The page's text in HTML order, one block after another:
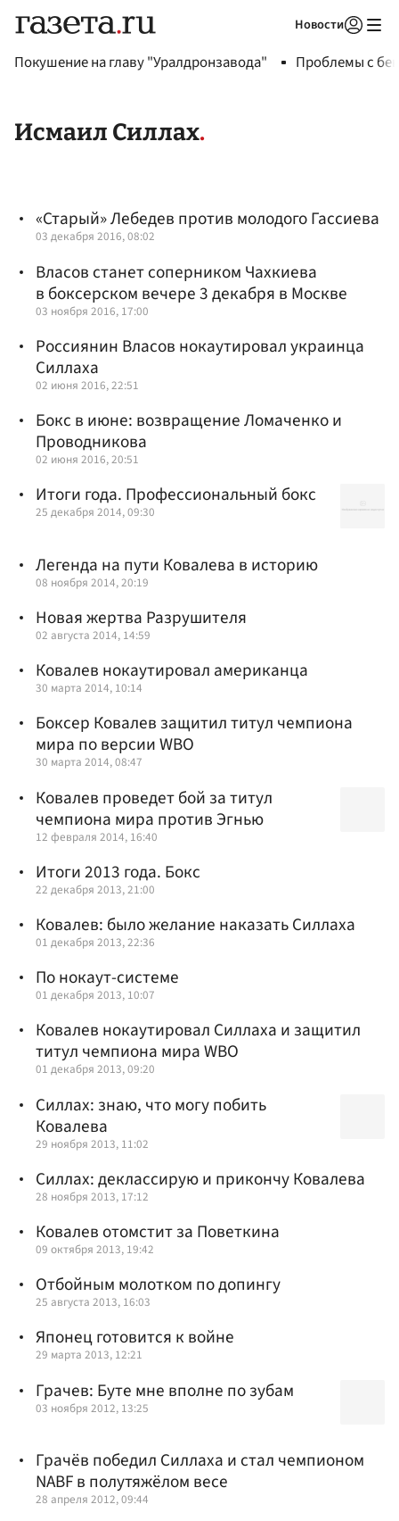
Новости
Покушение на главу "Уралдронзавода" Проблемы с
Исмаил Силлах
«Старый» Лебедев против молодого Гассиева
03 декабря 2016, 08:02
Власов станет соперником Чахкиева
в боксерском вечере 3 декабря в Москве
03 ноября 2016, 17:00
Россиянин Власов нокаутировал украинца
Силлаха
02 июня 2016, 22:51
Бокс в июне: возвращение Ломаченко и
Проводникова
02 июня 2016, 20:51
Итоги года. Профессиональный бокc
25 декабря 2014, 09:30
Легенда на пути Ковалева в историю
08 ноября 2014, 20:19
Новая жертва Разрушителя
02 августа 2014, 14:59
Ковалев нокаутировал американца
30 марта 2014, 10:14
Боксер Ковалев защитил титул чемпиона
мира по версии WBO
30 марта 2014, 08:47
Ковалев проведет бой за титул
чемпиона мира против Эгнью
12 февраля 2014, 16:40
Итоги 2013 года. Бокс
22 декабря 2013, 21:00
Ковалев: было желание наказать Силлаха
01 декабря 2013, 22:36
По нокаут-системе
01 декабря 2013, 10:07
Ковалев нокаутировал Силлаха и защитил
титул чемпиона мира WBO
01 декабря 2013, 09:20
Силлах: знаю, что могу побить
Ковалева
29 ноября 2013, 11:02
Силлах: деклассирую и прикончу Ковалева
28 ноября 2013, 17:12
Ковалев отомстит за Поветкина
09 октября 2013, 19:42
Отбойным молотком по допингу
25 августа 2013, 16:03
Японец готовится к войне
29 марта 2013, 12:21
Грачев: Буте мне вполне по зубам
03 ноября 2012, 13:25
Грачёв победил Силлаха и стал чемпионом
NABF в полутяжёлом весе
28 апреля 2012, 09:44